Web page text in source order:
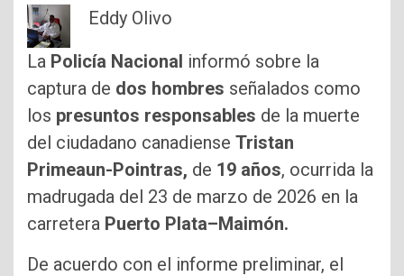
Eddy Olivo
La Policía Nacional informó sobre la
captura de dos hombres señalados como
los presuntos responsables de la muerte
del ciudadano canadiense Tristan
Primeaun-Pointras, de 19 años, ocurrida la
madrugada del 23 de marzo de 2026 en la
carretera Puerto Plata–Maimón.
De acuerdo con el informe preliminar, el